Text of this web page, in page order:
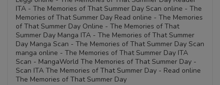
ITA - The Memories of That Summer Day Scan online - The
Memories of That Summer Day Read online - The Memories
of That Summer Day Online - The Memories of That
Summer Day Manga ITA - The Memories of That Summer
Day Manga Scan - The Memories of That Summer Day Scan
manga online - The Memories of That Summer Day ITA
Scan - MangaWorld The Memories of That Summer Day -
Scan ITA The Memories of That Summer Day - Read online
The Memories of That Summer Day